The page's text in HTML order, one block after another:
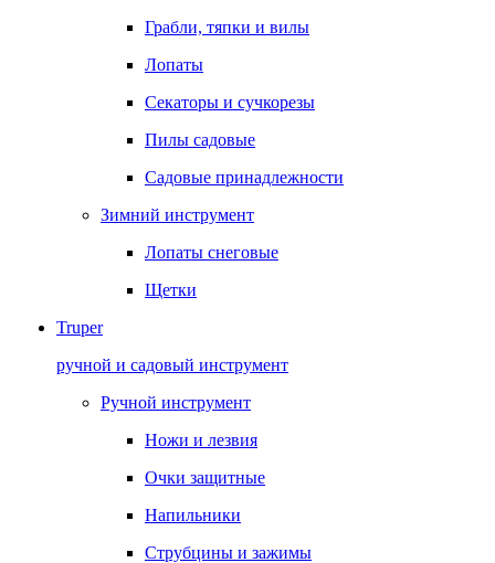
Грабли, тяпки и вилы
Лопаты
Секаторы и сучкорезы
Пилы садовые
Садовые принадлежности
Зимний инструмент
Лопаты снеговые
Щетки
Truper
ручной и садовый инструмент
Ручной инструмент
Ножи и лезвия
Очки защитные
Напильники
Струбцины и зажимы